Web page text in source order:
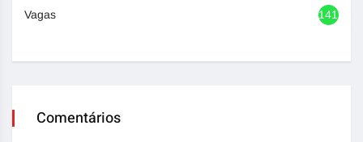
Vagas 1417
Comentários